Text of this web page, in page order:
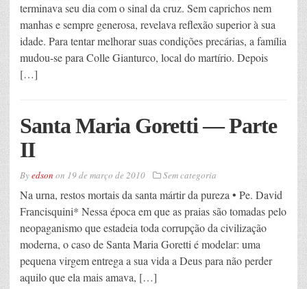
terminava seu dia com o sinal da cruz. Sem caprichos nem
manhas e sempre generosa, revelava reflexão superior à sua
idade. Para tentar melhorar suas condições precárias, a família
mudou-se para Colle Gianturco, local do martírio. Depois
[…]
Santa Maria Goretti — Parte
II
Byedson on 19 de março de 2010 Sem categoria
Na urna, restos mortais da santa mártir da pureza • Pe. David
Francisquini* Nessa época em que as praias são tomadas pelo
neopaganismo que estadeia toda corrupção da civilização
moderna, o caso de Santa Maria Goretti é modelar: uma
pequena virgem entrega a sua vida a Deus para não perder
aquilo que ela mais amava, […]